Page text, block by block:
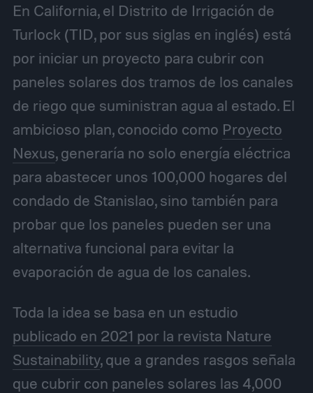
En California, el Distrito de Irrigación de
Turlock (TID, por sus siglas en inglés) está
por iniciar un proyecto para cubrir con
paneles solares dos tramos de los canales
de riego que suministran agua al estado. El
ambicioso plan, conocido como Proyecto
Nexus, generaría no solo energía eléctrica
para abastecer unos 100,000 hogares del
condado de Stanislao, sino también para
probar que los paneles pueden ser una
alternativa funcional para evitar la
evaporación de agua de los canales.
Toda la idea se basa en un estudio
publicado en 2021 por la revista Nature
Sustainability, que a grandes rasgos señala
que cubrir con paneles solares las 4,000